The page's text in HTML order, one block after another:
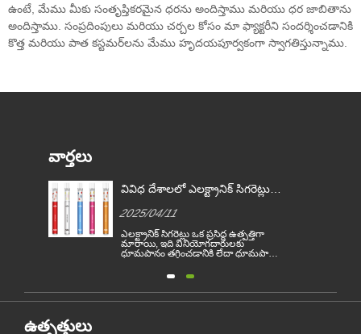
ఉంటే, మేము మీకు సంతృప్తికరమైన ధరను అందిస్తాము మరియు ధర జాబితాను
అందిస్తాము. సంప్రదింపులు మరియు చర్చల కోసం మా ఫ్యాక్టరీని సందర్శించడానికి
కొత్త మరియు పాత కస్టమర్‌లను మేము హృదయపూర్వకంగా స్వాగతిస్తున్నాము.
వార్తలు
వివిధ దేశాలలో ఎలక్ట్రానిక్ సిగరెట్లు
2025/04/11
ఎలక్ట్రానిక్ సిగరెట్లు ఒక ప్రసిద్ధ ఉత్పత్తిగా
మారాయి, ఇది వినియోగదారులకు
ధూమపానం తగ్గించడానికి లేదా ధూమపానం
వ్యాసం వివిధ దేశాల ప్రకారం ఎలక్ట్రానిక్
వివరిస్తుంది. ఇంకా, కొన్ని దేశాలు ఉన్నాయి
మరియు ప్రాంతాలు వాపింగ్ ఉత్పత్తులను
ఉత్పత్తులు